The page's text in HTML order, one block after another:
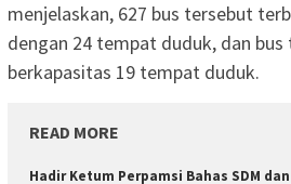
menjelaskan, 627 bus tersebut
dengan 24 tempat duduk, dan
berkapasitas 19 tempat duduk.
READ MORE
Hadir Ketum Perpamsi Bahas SDM